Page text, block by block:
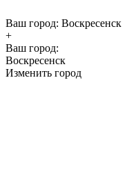
Ваш город: Воскресенск
+
Ваш город:
Воскресенск
Изменить город